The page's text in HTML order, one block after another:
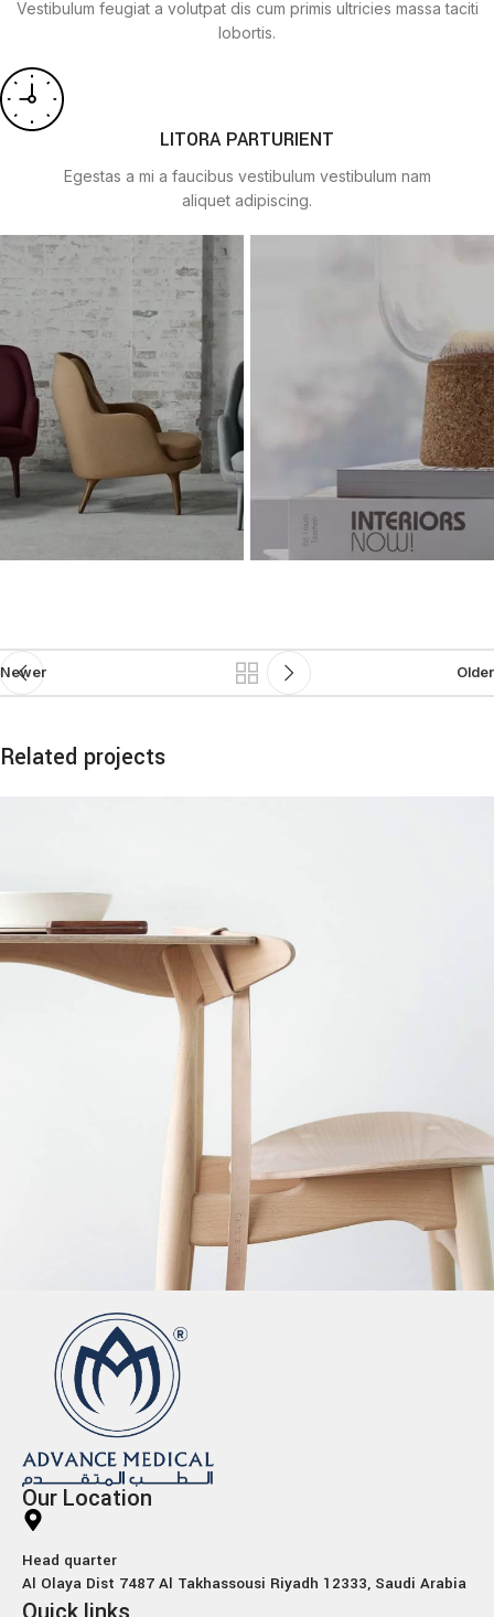
Vestibulum feugiat a volutpat dis cum primis ultricies massa taciti
lobortis.
LITORA PARTURIENT
Egestas a mi a faucibus vestibulum vestibulum nam
aliquet adipiscing.
Newer Older
Related projects
Furniture
A lacus bibendum pulvinar
Our Location
Head quarter
Al Olaya Dist 7487 Al Takhassousi Riyadh 12333, Saudi Arabia